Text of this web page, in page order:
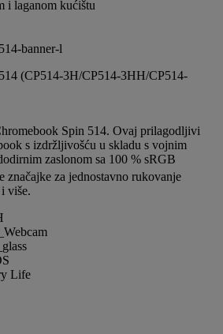
i laganom kućištu
(CP514-3H/CP514-3HH/CP514-
Spin 514. Ovaj prilagodljivi
s izdržljivošću u skladu s vojnim
zaslonom sa 100 % sRGB
značajke za jednostavno rukovanje
više.